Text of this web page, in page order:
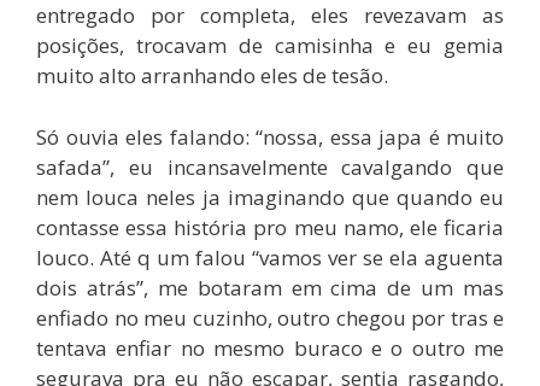
entregado por completa, eles revezavam as
posições, trocavam de camisinha e eu gemia
muito alto arranhando eles de tesão.
Só ouvia eles falando: “nossa, essa japa é muito
safada”, eu incansavelmente cavalgando que
nem louca neles ja imaginando que quando eu
contasse essa história pro meu namo, ele ficaria
louco. Até q um falou “vamos ver se ela aguenta
dois atrás”, me botaram em cima de um mas
enfiado no meu cuzinho, outro chegou por tras e
tentava enfiar no mesmo buraco e o outro me
segurava pra eu não escapar, sentia rasgando,